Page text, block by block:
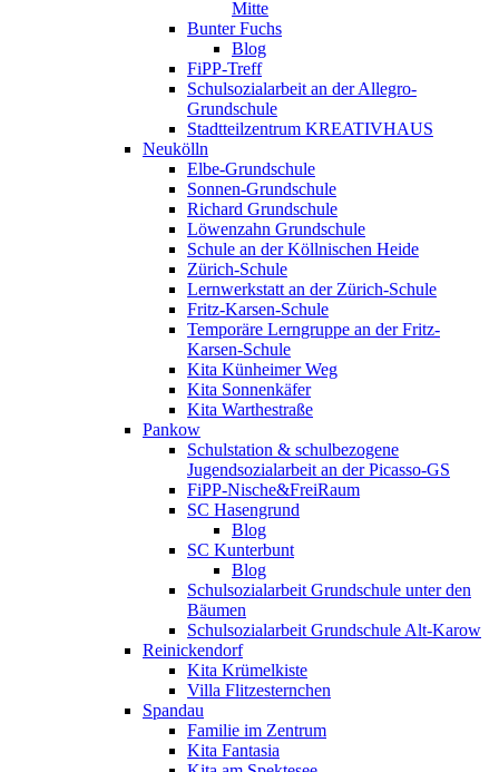
Mitte
Bunter Fuchs
Blog
FiPP-Treff
Schulsozialarbeit an der Allegro-
Grundschule
Stadtteilzentrum KREATIVHAUS
Neukölln
Elbe-Grundschule
Sonnen-Grundschule
Richard Grundschule
Löwenzahn Grundschule
Schule an der Köllnischen Heide
Zürich-Schule
Lernwerkstatt an der Zürich-Schule
Fritz-Karsen-Schule
Temporäre Lerngruppe an der Fritz-
Karsen-Schule
Kita Künheimer Weg
Kita Sonnenkäfer
Kita Warthestraße
Pankow
Schulstation & schulbezogene
Jugendsozialarbeit an der Picasso-GS
FiPP-Nische&FreiRaum
SC Hasengrund
Blog
SC Kunterbunt
Blog
Schulsozialarbeit Grundschule unter den
Bäumen
Schulsozialarbeit Grundschule Alt-Karow
Reinickendorf
Kita Krümelkiste
Villa Flitzesternchen
Spandau
Familie im Zentrum
Kita Fantasia